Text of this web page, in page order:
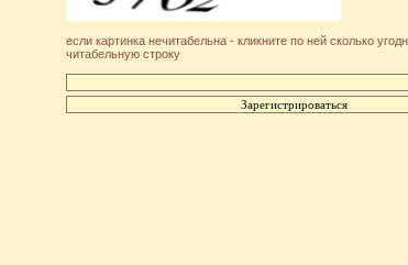
если картинка нечитабельна - кликните по ней сколько
читабельную строку